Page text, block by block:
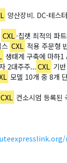
양산장비. DC-테스터
CXL ·칩렛 최적의 파
CXL 적용 주문형
생태계 구축에 마하
2대주주...CXL 기
모델 10개 중 8개
CXL 컨소시엄 등록된